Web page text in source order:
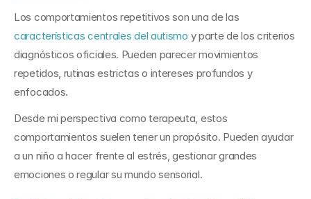
características centrales del autismo y parte de los criterios
diagnósticos oficiales. Pueden parecer movimientos
repetidos, rutinas estrictas o intereses profundos y
enfocados.
Desde mi perspectiva como terapeuta, estos
comportamientos suelen tener un propósito. Pueden ayudar
a un niño a hacer frente al estrés, gestionar grandes
emociones o regular su mundo sensorial.